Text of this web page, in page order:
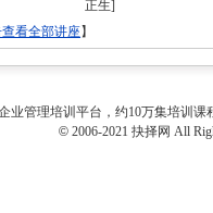
正生]
查看全部讲座】
业管理培训 平台，约10万集培训课
© 2006-2021 抉择网 All